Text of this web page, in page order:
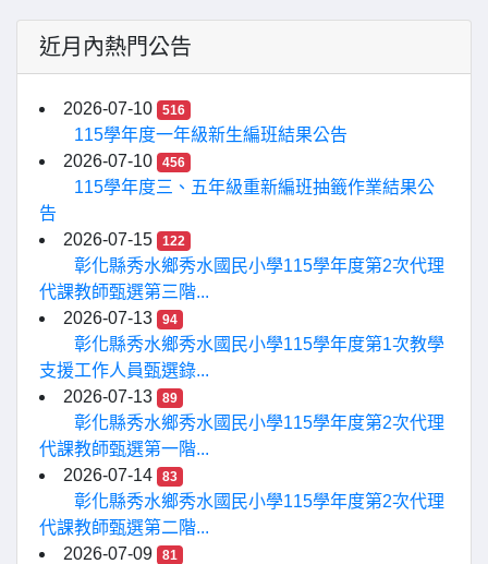
近月內熱門公告
2026-07-10 516
115學年度一年級新生編班結果公告
2026-07-10
456
115學年度三、五年級重新編班抽籤作業結果公
告
2026-07-15
122
彰化縣秀水鄉秀水國民小學115學年度第2次代理
代課教師甄選第三階...
2026-07-13
94
彰化縣秀水鄉秀水國民小學115學年度第1次教學
支援工作人員甄選錄...
2026-07-13
89
彰化縣秀水鄉秀水國民小學115學年度第2次代理
代課教師甄選第一階...
2026-07-14
83
彰化縣秀水鄉秀水國民小學115學年度第2次代理
代課教師甄選第二階...
2026-07-09
81